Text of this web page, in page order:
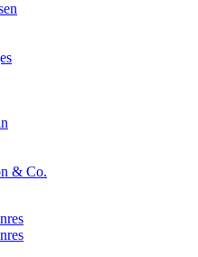
& Co.